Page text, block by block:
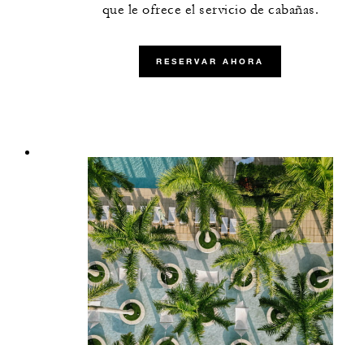
que le ofrece el servicio de cabañas.
RESERVAR AHORA